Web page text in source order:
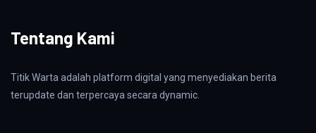
Tentang Kami
Titik Warta adalah platform digital yang menyediakan berita
terupdate dan terpercaya secara dynamic.